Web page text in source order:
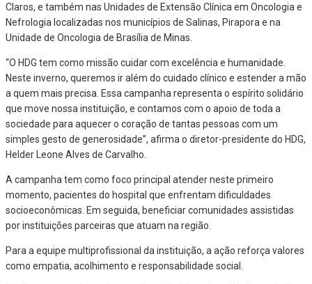
Claros, e também nas Unidades de Extensão Clínica em Oncologia e
Nefrologia localizadas nos municípios de Salinas, Pirapora e na
Unidade de Oncologia de Brasília de Minas.
“O HDG tem como missão cuidar com excelência e humanidade.
Neste inverno, queremos ir além do cuidado clínico e estender a mão
a quem mais precisa. Essa campanha representa o espírito solidário
que move nossa instituição, e contamos com o apoio de toda a
sociedade para aquecer o coração de tantas pessoas com um
simples gesto de generosidade”, afirma o diretor-presidente do HDG,
Helder Leone Alves de Carvalho.
A campanha tem como foco principal atender neste primeiro
momento, pacientes do hospital que enfrentam dificuldades
socioeconômicas. Em seguida, beneficiar comunidades assistidas
por instituições parceiras que atuam na região.
Para a equipe multiprofissional da instituição, a ação reforça valores
como empatia, acolhimento e responsabilidade social.